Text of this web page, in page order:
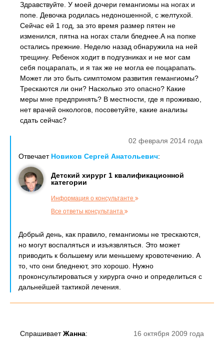
Здравствуйте. У моей дочери гемангиомы на ногах и
попе. Девочка родилась недоношенной, с желтухой.
Сейчас ей 1 год, за это время размер пятен не
изменился, пятна на ногах стали бледнее.А на попке
остались прежние. Неделю назад обнаружила на ней
трещину. Ребенок ходит в подгузниках и не мог сам
себя поцарапать, и я так же не могла ее поцарапать.
Может ли это быть симптомом развития гемангиомы?
Трескаются ли они? Насколько это опасно? Какие
меры мне предпринять? В местности, где я проживаю,
нет врачей онкологов, посоветуйте, какие анализы
сдать сейчас?
02 февраля 2014 года
Отвечает Новиков Сергей Анатольевич:
Детский хирург 1 квалификационной
категории
Информация о консультанте
Все ответы консультанта
Добрый день, как правило, гемангиомы не трескаются,
но могут воспаляться и изъязвляться. Это может
приводить к большему или меньшему кровотечению. А
то, что они бледнеют, это хорошо. Нужно
проконсультироваться у хирурга очно и определиться с
дальнейшей тактикой лечения.
16 октября 2009 года
СпрашиваетЖанна: